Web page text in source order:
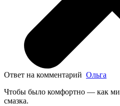
Ответ на комментарий Ольга
Чтобы было комфортно — как
смазка.